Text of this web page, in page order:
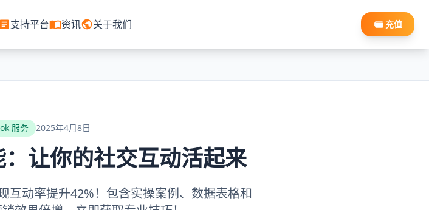
支持平台 资讯 关于我们 充值
服务 2025年4月8日
让你的社交互动活起来
互动率提升42%！包含实操案例、数据表格和